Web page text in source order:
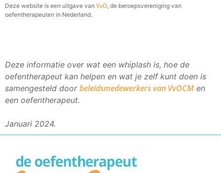
Deze website is een uitgave van VvO, de beroepsvereniging van
oefentherapeuten in Nederland.
Deze informatie over wat een whiplash is, hoe de
oefentherapeut kan helpen en wat je zelf kunt doen is
samengesteld door beleidsmedewerkers van VvOCM en
een oefentherapeut.
Januari 2024.